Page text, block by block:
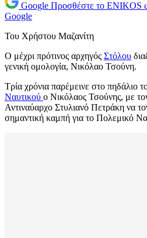
Google Προσθέστε το ENIKOS
Google
Του Χρήστου Μαζανίτη
Ο μέχρι πρότινος αρχηγός Στόλου
γενική ομολογία, Νικόλαο Τσούνη.
Τρία χρόνια παρέμεινε στο πηδάλιο
Ναυτικού ο Νικόλαος Τσούνης, με
Αντιναύαρχο Στυλιανό Πετράκη να
σημαντική καμπή για το Πολεμικό